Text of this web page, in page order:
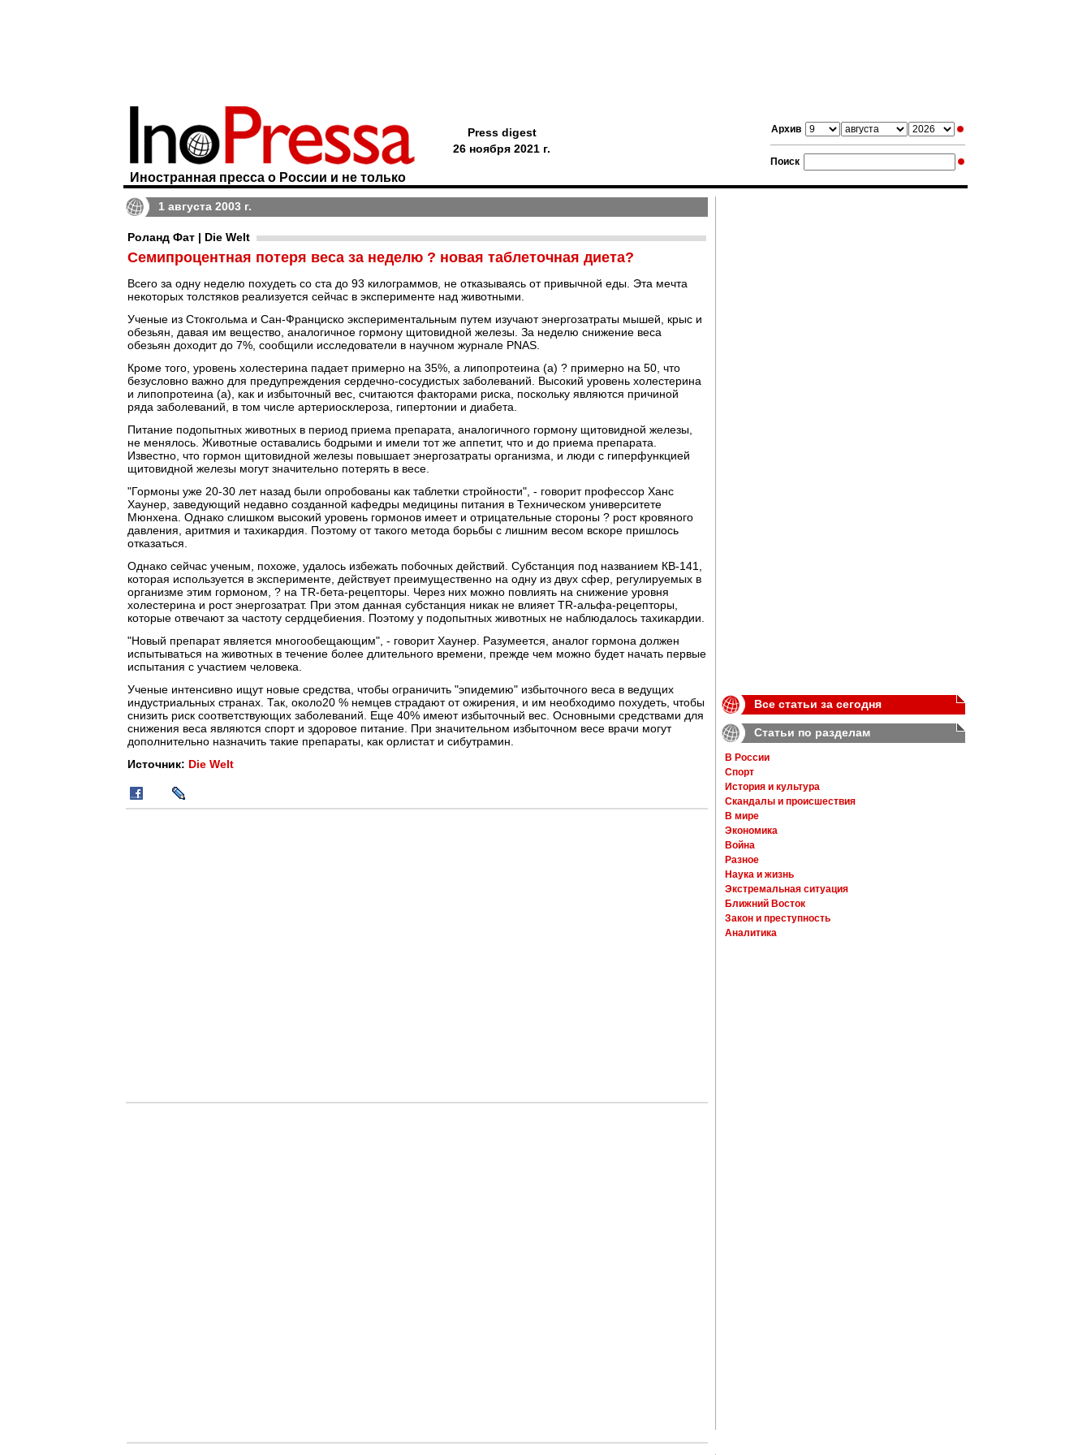
Архив
Поиск
Иностранная пресса о России и не только
Press digest
26 ноября 2021 г.
1 августа 2003 г.
Роланд Фат | Die Welt
Семипроцентная потеря веса за неделю ? новая таблеточная диета?
Всего за одну неделю похудеть со ста до 93 килограммов, не отказываясь от привычной еды. Эта мечта
некоторых толстяков реализуется сейчас в эксперименте над животными.
Ученые из Стокгольма и Сан-Франциско экспериментальным путем изучают энергозатраты мышей, крыс и
обезьян, давая им вещество, аналогичное гормону щитовидной железы. За неделю снижение веса
обезьян доходит до 7%, сообщили исследователи в научном журнале PNAS.
Кроме того, уровень холестерина падает примерно на 35%, а липопротеина (а) ? примерно на 50, что
безусловно важно для предупреждения сердечно-сосудистых заболеваний. Высокий уровень холестерина
и липопротеина (а), как и избыточный вес, считаются факторами риска, поскольку являются причиной
ряда заболеваний, в том числе артериосклероза, гипертонии и диабета.
Питание подопытных животных в период приема препарата, аналогичного гормону щитовидной железы,
не менялось. Животные оставались бодрыми и имели тот же аппетит, что и до приема препарата.
Известно, что гормон щитовидной железы повышает энергозатраты организма, и люди с гиперфункцией
щитовидной железы могут значительно потерять в весе.
"Гормоны уже 20-30 лет назад были опробованы как таблетки стройности", - говорит профессор Ханс
Хаунер, заведующий недавно созданной кафедры медицины питания в Техническом университете
Мюнхена. Однако слишком высокий уровень гормонов имеет и отрицательные стороны ? рост кровяного
давления, аритмия и тахикардия. Поэтому от такого метода борьбы с лишним весом вскоре пришлось
отказаться.
Однако сейчас ученым, похоже, удалось избежать побочных действий. Субстанция под названием КВ-141,
которая используется в эксперименте, действует преимущественно на одну из двух сфер, регулируемых в
организме этим гормоном, ? на TR-бета-рецепторы. Через них можно повлиять на снижение уровня
холестерина и рост энергозатрат. При этом данная субстанция никак не влияет TR-альфа-рецепторы,
которые отвечают за частоту сердцебиения. Поэтому у подопытных животных не наблюдалось тахикардии.
"Новый препарат является многообещающим", - говорит Хаунер. Разумеется, аналог гормона должен
испытываться на животных в течение более длительного времени, прежде чем можно будет начать первые
испытания с участием человека.
Ученые интенсивно ищут новые средства, чтобы ограничить "эпидемию" избыточного веса в ведущих
индустриальных странах. Так, около20 % немцев страдают от ожирения, и им необходимо похудеть, чтобы
снизить риск соответствующих заболеваний. Еще 40% имеют избыточный вес. Основными средствами для
снижения веса являются спорт и здоровое питание. При значительном избыточном весе врачи могут
дополнительно назначить такие препараты, как орлистат и сибутрамин.
Источник: Die Welt
Все статьи за сегодня
Статьи по разделам
В России
Спорт
История и культура
Скандалы и происшествия
В мире
Экономика
Война
Разное
Наука и жизнь
Экстремальная ситуация
Ближний Восток
Закон и преступность
Аналитика